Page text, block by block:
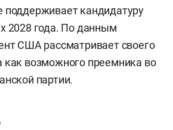
поддерживает кандидатуру
2028 года. По данным
США рассматривает своего
как возможного преемника во
партии.